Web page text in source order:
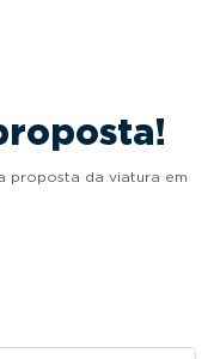
proposta da viatura em